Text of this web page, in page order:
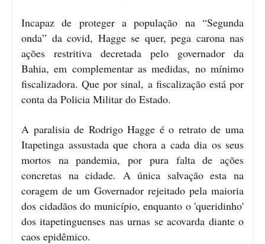
Incapaz de proteger a população na “Segunda
onda” da covid, Hagge se quer, pega carona nas
ações restritiva decretada pelo governador da
Bahia, em complementar as medidas, no mínimo
fiscalizadora. Que por sinal, a fiscalização está por
conta da Policia Militar do Estado.
A paralisia de Rodrigo Hagge é o retrato de uma
Itapetinga assustada que chora a cada dia os seus
mortos na pandemia, por pura falta de ações
concretas na cidade. A única salvação esta na
coragem de um Governador rejeitado pela maioria
dos cidadãos do município, enquanto o 'queridinho'
dos itapetinguenses nas urnas se acovarda diante o
caos epidêmico.